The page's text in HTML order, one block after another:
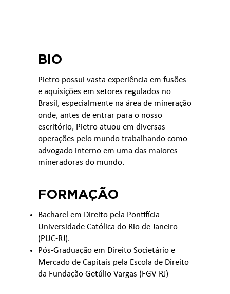
Bacharel em Direito pela Pontifícia
Universidade Católica do Rio de Janeiro
(PUC-RJ).
Pós-Graduação em Direito Societário e
Mercado de Capitais pela Escola de Direito
da Fundação Getúlio Vargas (FGV-RJ)
FORMAÇÃO
Pietro possui vasta experiência em fusões
e aquisições em setores regulados no
Brasil, especialmente na área de mineração
onde, antes de entrar para o nosso
escritório, Pietro atuou em diversas
operações pelo mundo trabalhando como
advogado interno em uma das maiores
mineradoras do mundo.
BIO